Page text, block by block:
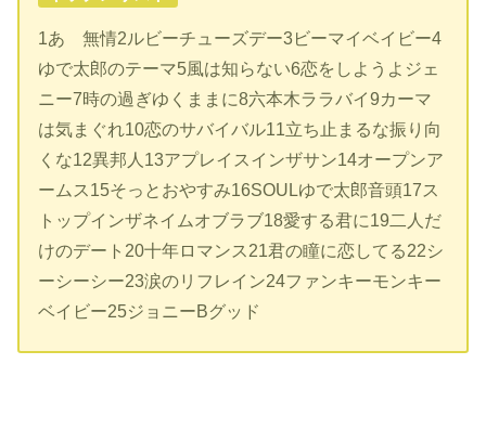
1あゝ無情2ルビーチューズデー3ビーマイベイビー4
ゆで太郎のテーマ5風は知らない6恋をしようよジェ
ニー7時の過ぎゆくままに8六本木ララバイ9カーマ
は気まぐれ10恋のサバイバル11立ち止まるな振り向
くな12異邦人13アプレイスインザサン14オープンア
ームス 15そっとおやすみ16SOULゆで太郎音頭17ス
トップインザネイムオブラブ18愛する君に19二人だ
けのデート 20十年ロマンス 21君の瞳に恋してる22シ
ーシーシー23涙のリフレイン24ファンキーモンキー
ベイビー25ジョニーBグッド